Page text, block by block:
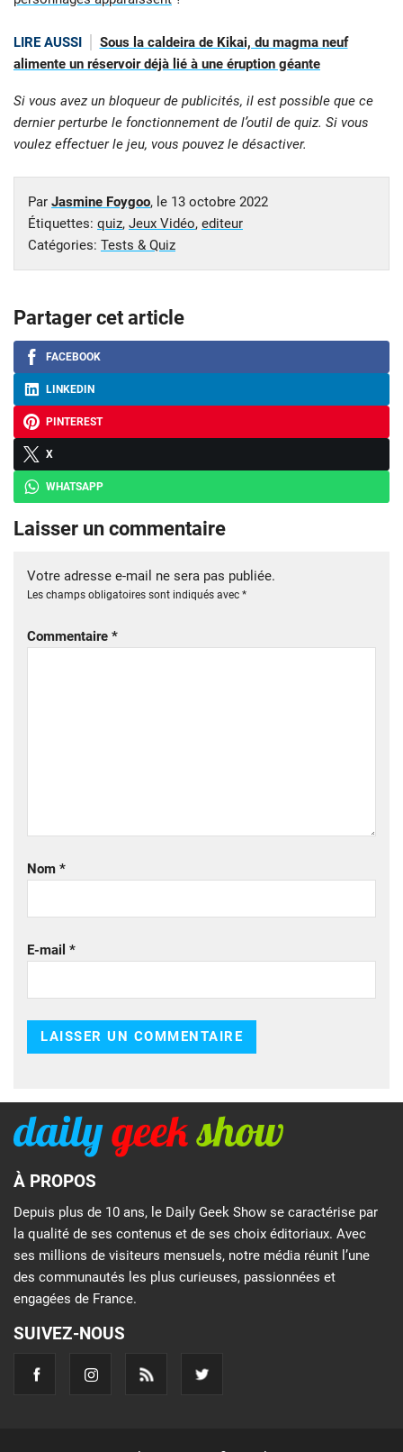
LIRE AUSSI
Sous la caldeira de Kikai, du magma neuf
alimente un réservoir déjà lié à une éruption géante
Si vous avez un bloqueur de publicités, il est possible que ce
dernier perturbe le fonctionnement de l’outil de quiz. Si vous
voulez effectuer le jeu, vous pouvez le désactiver.
Par Jasmine Foygoo, le 13 octobre 2022
Étiquettes: quiz, Jeux Vidéo, editeur
Catégories: Tests & Quiz
Partager cet article
FACEBOOK
LINKEDIN
PINTEREST
X
WHATSAPP
Laisser un commentaire
Votre adresse e-mail ne sera pas publiée.
Les champs obligatoires sont indiqués avec *
Commentaire *
Nom *
E-mail *
À PROPOS
Depuis plus de 10 ans, le Daily Geek Show se caractérise par
la qualité de ses contenus et de ses choix éditoriaux. Avec
ses millions de visiteurs mensuels, notre média réunit l’une
des communautés les plus curieuses, passionnées et
engagées de France.
SUIVEZ-NOUS